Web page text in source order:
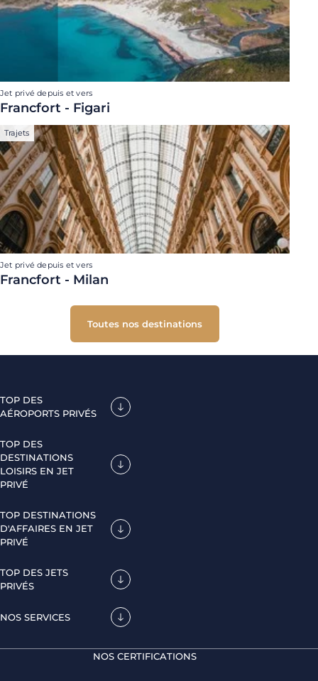
Jet privé depuis et vers
Francfort - Figari
Trajets
Jet privé depuis et vers
Francfort - Milan
Toutes nos destinations
TOP DES
AÉROPORTS PRIVÉS
TOP DES
DESTINATIONS
LOISIRS EN JET
PRIVÉ
TOP DESTINATIONS
D'AFFAIRES EN JET
PRIVÉ
TOP DES JETS
PRIVÉS
NOS SERVICES
NOS CERTIFICATIONS